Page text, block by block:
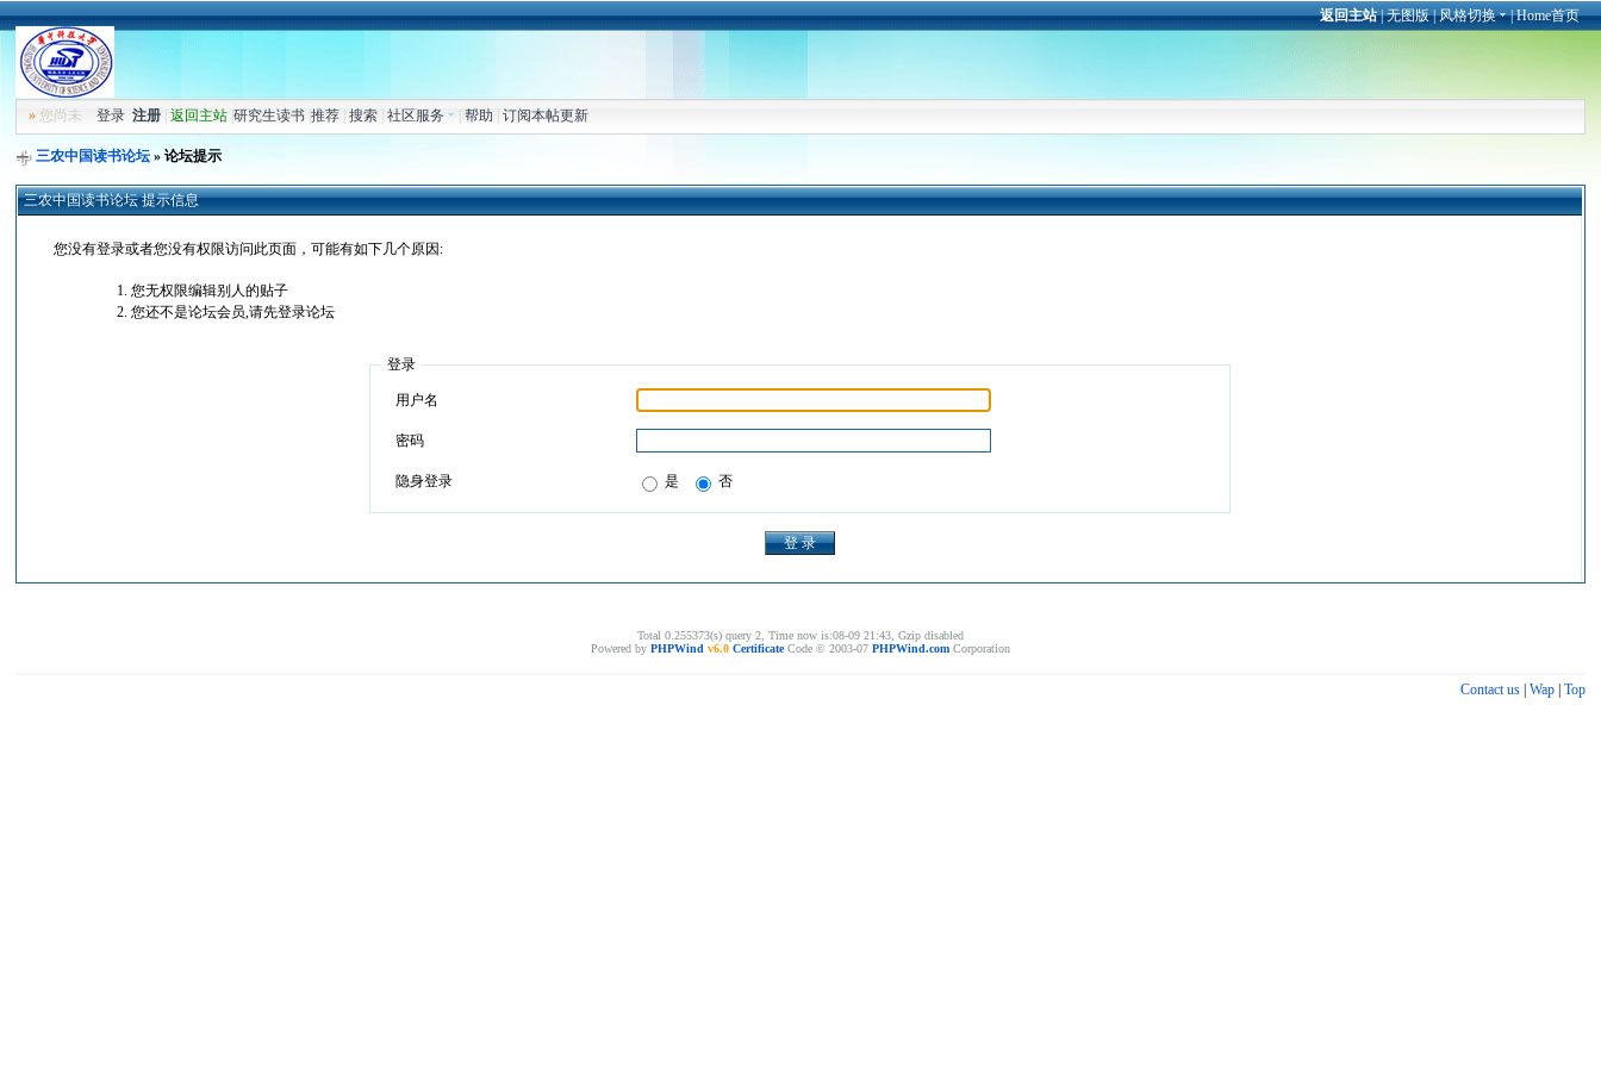
返回主站|无图版|风格切换 |Home首页
» 您尚未登录 注册 |返回主站 |研究生读书 |推荐 |搜索 |社区服务 |帮助 |订阅本帖更新
三农中国读书论坛» 论坛提示
三农中国读书论坛 提示信息
您没有登录或者您没有权限访问此页面，可能有如下几个原因:
您无权限编辑别人的贴子
您还不是论坛会员,请先登录论坛
登录
用户名
密码
隐身登录 是 否
Total 0.255373(s) query 2, Time now is:08-09 21:43, Gzip disabled
Powered by PHPWind v6.0 CertificateCode © 2003-07 PHPWind.com Corporation
Contact us| Wap| Top